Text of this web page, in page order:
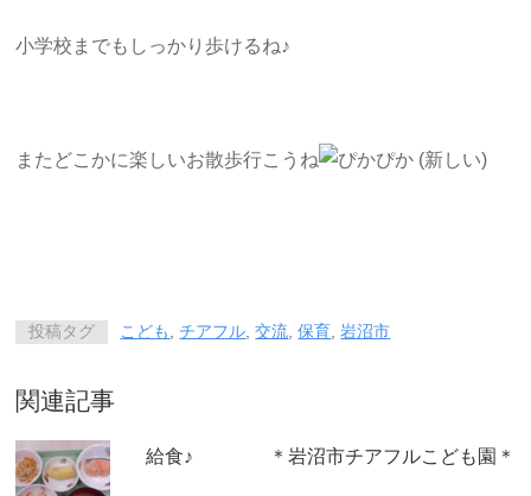
小学校までもしっかり歩けるね♪
またどこかに楽しいお散歩行こうね
投稿タグ こども ,チアフル ,交流 ,保育 ,岩沼市
関連記事
給食♪ ＊岩沼市チアフルこども園＊